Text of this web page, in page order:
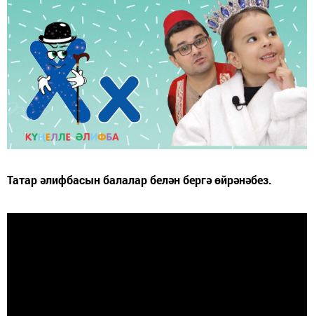
Татар әлифбасын балалар белән бергә өйрәнәбез.